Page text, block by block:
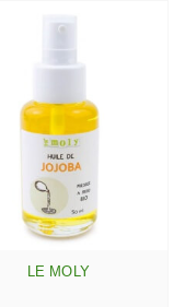
LE MOLY